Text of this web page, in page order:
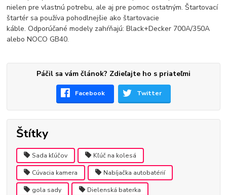
nielen pre vlastnú potrebu, ale aj pre pomoc ostatným. Štartovací
štartér sa používa pohodlnejšie ako štartovacie
káble. Odporúčané modely zahŕňajú: Black+Decker 700A/350A
alebo NOCO GB40.
Páčil sa vám článok? Zdieľajte ho s priateľmi
Facebook Twitter
Štítky
Sada kľúčov Kľúč na kolesá
Cúvacia kamera Nabíjačka autobatérií
gola sady Dielenská baterka